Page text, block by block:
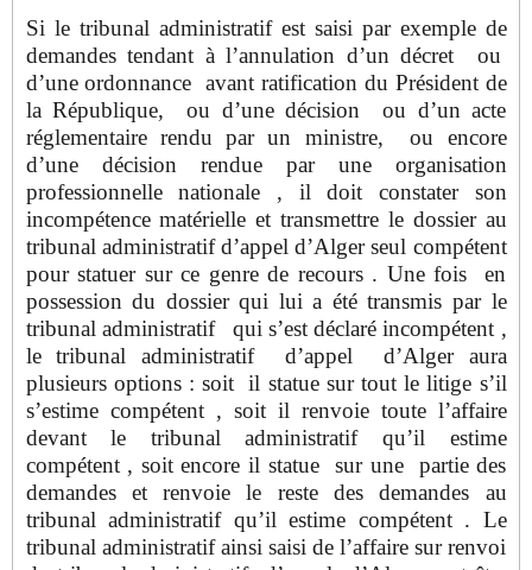
Si le tribunal administratif est saisi par exemple de
demandes tendant à l’annulation d’un décret ou
d’une ordonnance avant ratification du Président de
la République, ou d’une décision ou d’un acte
réglementaire rendu par un ministre, ou encore
d’une décision rendue par une organisation
professionnelle nationale , il doit constater son
incompétence matérielle et transmettre le dossier au
tribunal administratif d’appel d’Alger seul compétent
pour statuer sur ce genre de recours . Une fois en
possession du dossier qui lui a été transmis par le
tribunal administratif qui s’est déclaré incompétent ,
le tribunal administratif d’appel d’Alger aura
plusieurs options : soit il statue sur tout le litige s’il
s’estime compétent , soit il renvoie toute l’affaire
devant le tribunal administratif qu’il estime
compétent , soit encore il statue sur une partie des
demandes et renvoie le reste des demandes au
tribunal administratif qu’il estime compétent . Le
tribunal administratif ainsi saisi de l’affaire sur renvoi